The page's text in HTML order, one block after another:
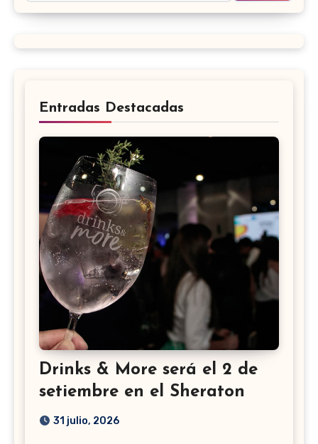
Entradas Destacadas
Drinks & More será el 2 de
setiembre en el Sheraton
31 julio, 2026